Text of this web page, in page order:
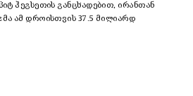
ჰეგსეთის განცხადებით, ირანთან
ამ დროისთვის 37.5 მილიარდ